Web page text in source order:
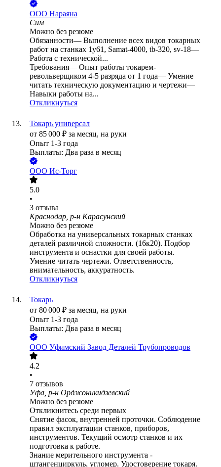
ООО Нараяна
Сим
Можно без резюме
Обязанности— Выполнение всех видов токарных
работ на станках 1у61, Samat-4000, tb-320, sv-18—
Работа с технической...
Требования— Опыт работы токарем-
револьверщиком 4-5 разряда от 1 года— Умение
читать техническую документацию и чертежи—
Навыки работы на...
Откликнуться
Токарь универсал
от 85 000 ₽ за месяц, на руки
Опыт 1-3 года
Выплаты: Два раза в месяц
ООО Ис-Торг
5.0
•
3 отзыва
Краснодар, р-н Карасунский
Можно без резюме
Обработка на универсальных токарных станках
деталей различной сложности. (16к20). Подбор
инструмента и оснастки для своей работы.
Умение читать чертежи. Ответственность,
внимательность, аккуратность.
Откликнуться
Токарь
от 80 000 ₽ за месяц, на руки
Опыт 1-3 года
Выплаты: Два раза в месяц
ООО Уфимский Завод Деталей Трубопроводов
4.2
•
7 отзывов
Уфа, р-н Орджоникидзевский
Можно без резюме
Откликнитесь среди первых
Снятие фасок, внутренней проточки. Соблюдение
правил эксплуатации станков, приборов,
инструментов. Текущий осмотр станков и их
подготовка к работе.
Знание мерительного инструмента -
штангенциркуль, угломер. Удостоверение токаря.